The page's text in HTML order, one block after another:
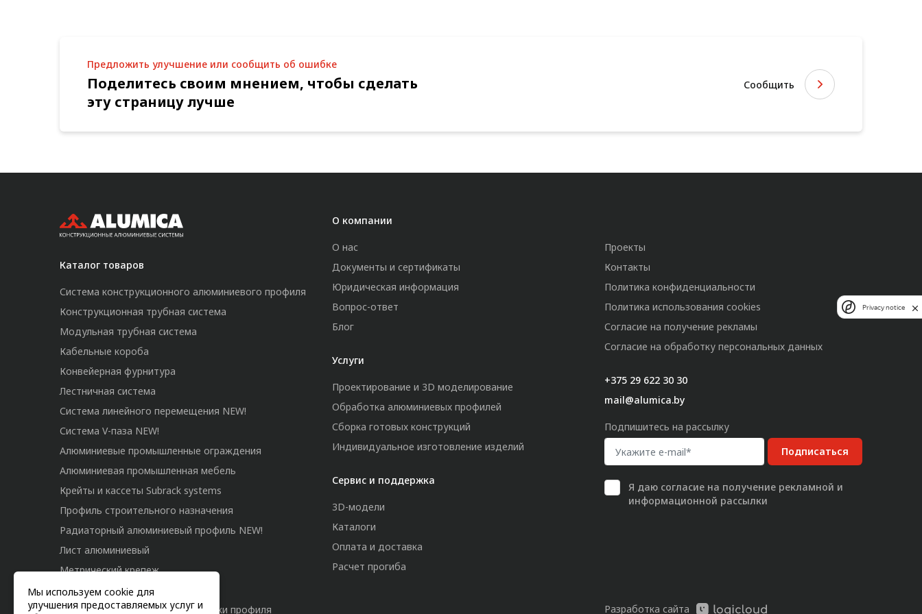
Мы используем cookie для
улучшения предоставляемых услуг и
Предложить улучшение или сообщить об ошибке
Поделитесь своим мнением, чтобы сделать
эту страницу лучше
Сообщить
Каталог товаров
Система конструкционного алюминиевого профиля
Конструкционная трубная система
Модульная трубная система
Кабельные короба
Конвейерная фурнитура
Лестничная система
Система линейного перемещения NEW!
Система V-паза NEW!
Алюминиевые промышленные ограждения
Алюминиевая промышленная мебель
Крейты и кассеты Subrack systems
Профиль строительного назначения
Радиаторный алюминиевый профиль NEW!
Лист алюминиевый
Метрический крепеж
Конструкции из профиля
Услуги дополнительной обработки профиля
О компании
О нас
Документы и сертификаты
Юридическая информация
Вопрос-ответ
Блог
Услуги
Проектирование и 3D моделирование
Обработка алюминиевых профилей
Сборка готовых конструкций
Индивидуальное изготовление изделий
Сервис и поддержка
3D-модели
Каталоги
Оплата и доставка
Расчет прогиба
Проекты
Контакты
Политика конфиденциальности
Политика использования cookies
Согласие на получение рекламы
Согласие на обработку персональных данных
+375 29 622 30 30
mail@alumica.by
Подпишитесь на рассылку
Подписаться
Я даю согласие на получение рекламной и
информационной рассылки
Разработка сайта
Privacy notice